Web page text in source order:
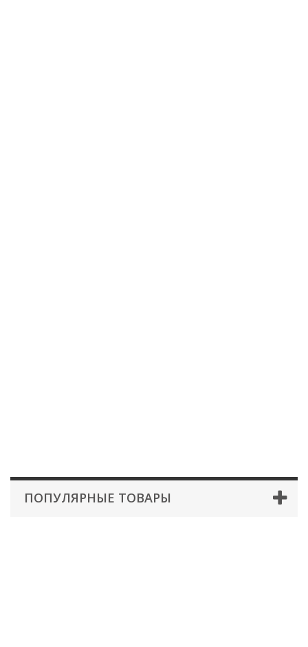
ПОПУЛЯРНЫЕ ТОВАРЫ